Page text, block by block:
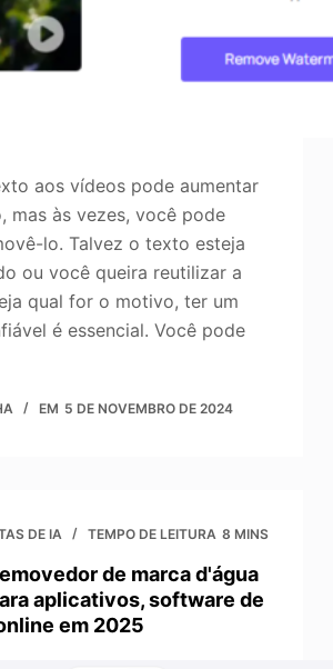
aos vídeos pode aumentar
mas às vezes, você pode
lo. Talvez o texto esteja
ou você queira reutilizar a
qual for o motivo, ter um
é essencial. Você pode
EM 5 DE NOVEMBRO DE 2024
DE IA TEMPO DE LEITURA 8 MINS
de marca d'água
aplicativos, software de
em 2025